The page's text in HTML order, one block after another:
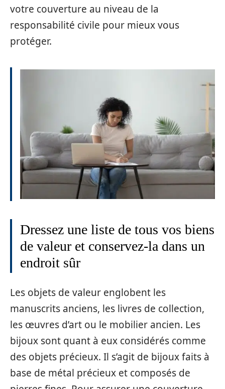
votre couverture au niveau de la
responsabilité civile pour mieux vous
protéger.
Dressez une liste de tous vos biens
de valeur et conservez-la dans un
endroit sûr
Les objets de valeur englobent les
manuscrits anciens, les livres de collection,
les œuvres d’art ou le mobilier ancien. Les
bijoux sont quant à eux considérés comme
des objets précieux. Il s’agit de bijoux faits à
base de métal précieux et composés de